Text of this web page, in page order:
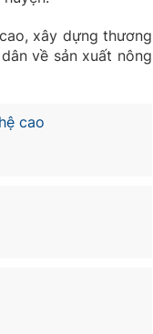
xây dựng thương
về sản xuất nông
cao